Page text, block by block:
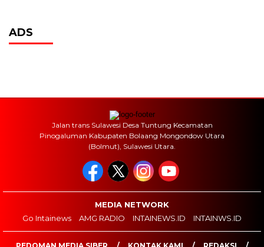
ADS
Jalan trans Sulawesi Desa Tuntung Kecamatan
Pinogaluman Kabupaten Bolaang Mongondow Utara
(Bolmut), Sulawesi Utara.
MEDIA NETWORK
Go Intainews
AMG RADIO INTAINEWS.ID INTAINWS.ID